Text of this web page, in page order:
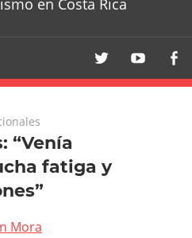
en Costa Rica
“Venía
fatiga y
Mora